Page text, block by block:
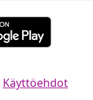
Käyttöehdot